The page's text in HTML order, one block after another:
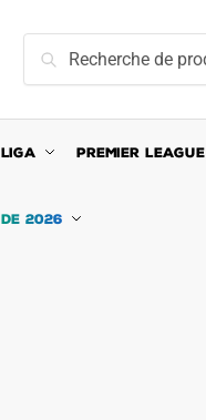
pour :
Recherche
PREMIER LEAGUE
2026